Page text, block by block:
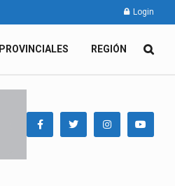
Login
PROVINCIALES REGIÓN